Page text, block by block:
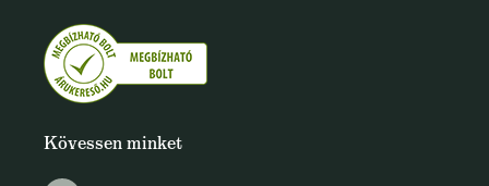
Kövessen minket